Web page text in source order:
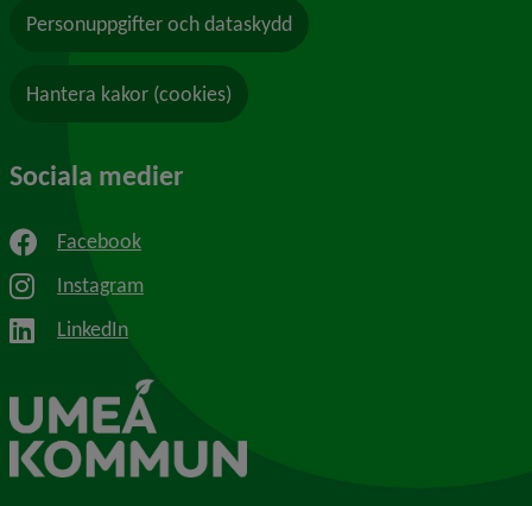
Personuppgifter och dataskydd
Hantera kakor (cookies)
Sociala medier
Facebook
Instagram
LinkedIn